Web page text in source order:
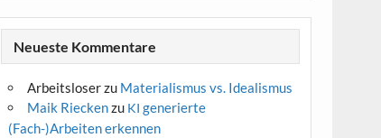
Neueste Kommentare
Arbeitsloserzu Materialismus vs. Idealismus
Maik Rieckenzu KI generierte
(Fach-)Arbeiten erkennen